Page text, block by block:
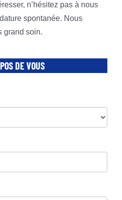
n’hésitez pas à nous
spontanée. Nous
grand soin.
DE VOUS